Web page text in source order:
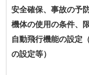
安全確保、事故の予
機体の使用の条件、
自動飛行機能の設定
の設定等）